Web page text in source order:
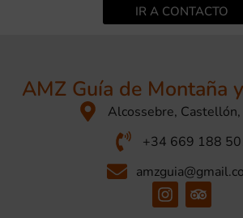
IR A CONTACTO
AMZ Guía de Montaña
Alcossebre, Castellón,
+34 669 188